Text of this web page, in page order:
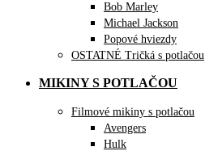
Bob Marley
Michael Jackson
Popové hviezdy
OSTATNÉ Tričká s potlačou
MIKINY S POTLAČOU
Filmové mikiny s potlačou
Avengers
Hulk